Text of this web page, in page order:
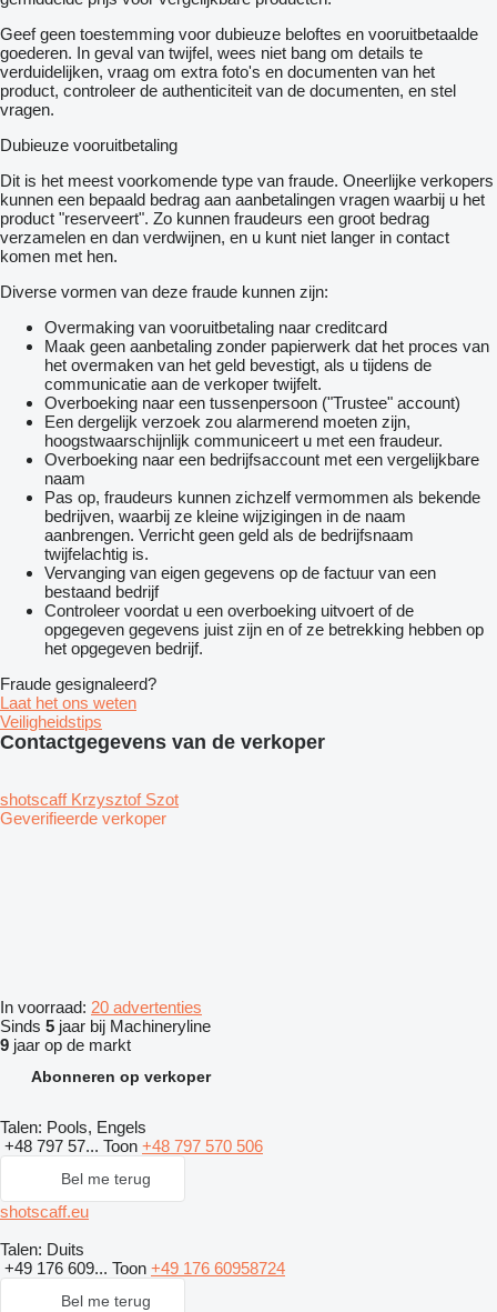
Geef geen toestemming voor dubieuze beloftes en vooruitbetaalde
goederen. In geval van twijfel, wees niet bang om details te
verduidelijken, vraag om extra foto's en documenten van het
product, controleer de authenticiteit van de documenten, en stel
vragen.
Dubieuze vooruitbetaling
Dit is het meest voorkomende type van fraude. Oneerlijke verkopers
kunnen een bepaald bedrag aan aanbetalingen vragen waarbij u het
product "reserveert". Zo kunnen fraudeurs een groot bedrag
verzamelen en dan verdwijnen, en u kunt niet langer in contact
komen met hen.
Diverse vormen van deze fraude kunnen zijn:
Overmaking van vooruitbetaling naar creditcard
Maak geen aanbetaling zonder papierwerk dat het proces van
het overmaken van het geld bevestigt, als u tijdens de
communicatie aan de verkoper twijfelt.
Overboeking naar een tussenpersoon ("Trustee" account)
Een dergelijk verzoek zou alarmerend moeten zijn,
hoogstwaarschijnlijk communiceert u met een fraudeur.
Overboeking naar een bedrijfsaccount met een vergelijkbare
naam
Pas op, fraudeurs kunnen zichzelf vermommen als bekende
bedrijven, waarbij ze kleine wijzigingen in de naam
aanbrengen. Verricht geen geld als de bedrijfsnaam
twijfelachtig is.
Vervanging van eigen gegevens op de factuur van een
bestaand bedrijf
Controleer voordat u een overboeking uitvoert of de
opgegeven gegevens juist zijn en of ze betrekking hebben op
het opgegeven bedrijf.
Fraude gesignaleerd?
Laat het ons weten
Veiligheidstips
Contactgegevens van de verkoper
shotscaff Krzysztof Szot
Geverifieerde verkoper
In voorraad: 20 advertenties
Sinds 5 jaar bij Machineryline
9 jaar op de markt
Abonneren op verkoper
Talen: Pools, Engels
+48 797 57... Toon +48 797 570 506
Bel me terug
shotscaff.eu
Talen: Duits
+49 176 609... Toon +49 176 60958724
Bel me terug